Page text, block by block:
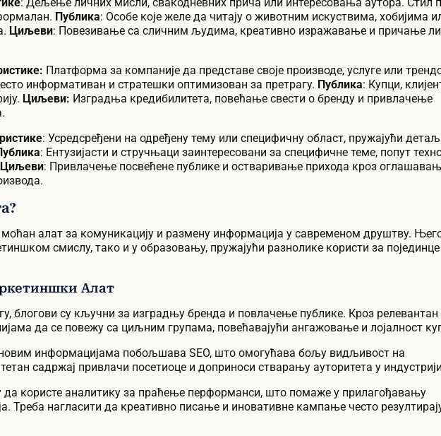
Публика: Особе које желе да читају о животним искуствима, хобијима
Циљеви: Повезивање са сличним људима, креативно изражавање и причање
Платформа за компаније да представе своје производе, услуге или
информативан и стратешки оптимизован за претрагу. Публика: Купци,
Циљеви: Изградња кредибилитета, повећање свести о бренду и привлачење
: Усредсређени на одређену тему или специфичну област, пружајући
: Ентузијасти и стручњаци заинтересовани за специфичне теме, попут
Циљеви: Привлачење посвећене публике и остваривање прихода кроз
алат за комуникацију и размену информација у савременом друштву.
смислу, тако и у образовању, пружајући разнолике користи за
Алат
блогови су кључни за изградњу бренда и повлачење публике. Кроз релевантан
да се повежу са циљним групама, повећавајући ангажовање и лојалност
информацијама побољшава SEO, што омогућава бољу видљивост на
садржај привлачи посетиоце и доприноси стварању ауторитета у
да користе аналитику за праћење перформанси, што помаже у прилагођавању
Треба нагласити да креативно писање и иновативне кампање често